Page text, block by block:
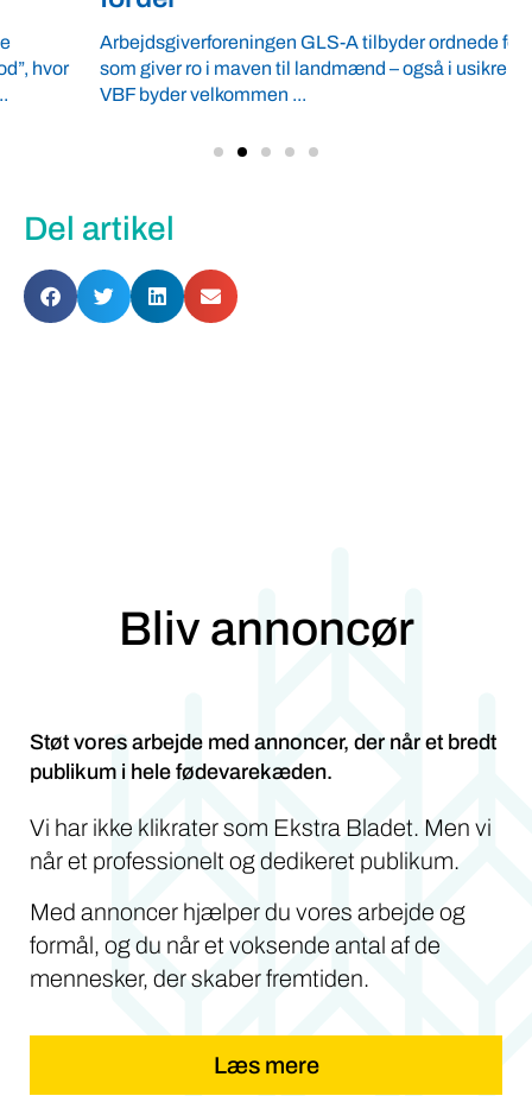
Arbejdsgiverforeningen GLS-A tilbyder ordnede forhold,
som giver ro i maven til landmænd – også i usikre tider.
VBF byder velkommen ...
Del artikel
Bliv annoncør
Støt vores arbejde med annoncer, der når et bredt
publikum i hele fødevarekæden.
Vi har ikke klikrater som Ekstra Bladet. Men vi
når et professionelt og dedikeret publikum.
Med annoncer hjælper du vores arbejde og
formål, og du når et voksende antal af de
mennesker, der skaber fremtiden.
Læs mere